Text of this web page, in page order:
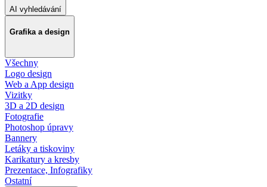
AI vyhledávání
Grafika a design
Všechny
Logo design
Web a App design
Vizitky
3D a 2D design
Fotografie
Photoshop úpravy
Bannery
Letáky a tiskoviny
Karikatury a kresby
Prezentace, Infografiky
Ostatní